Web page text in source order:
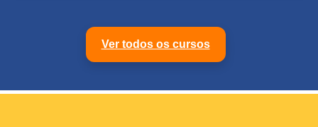
Ver todos os cursos